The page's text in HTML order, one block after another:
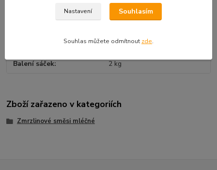
5 x 2 kg = 10 kg
Balení sáček 2 kg
Zboží zařazeno v kategoriích
Zmrzlinové směsi mléčné
Nastavení Souhlasím
Souhlas můžete odmítnout zde.